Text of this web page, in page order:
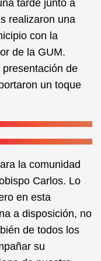
tarde junto a
realizaron una
con la
de la GUM.
de
un toque
la comunidad
Carlos. Lo
en esta
a disposición, no
de todos los
su